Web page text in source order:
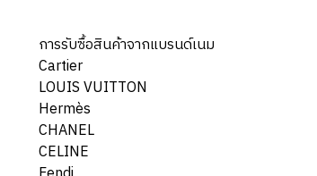
การรับซื้อสินค้าจากแบรนด์เนม
Cartier
LOUIS VUITTON
Hermès
CHANEL
CELINE